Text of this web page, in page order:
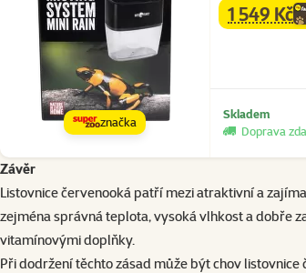
family
1 549 Kč
značka
Skladem
Doprava
Závěr
Listovnice červenooká patří mezi atraktivní a
zejména správná teplota, vysoká vlhkost a dobře
vitamínovými doplňky.
Při dodržení těchto zásad může být chov